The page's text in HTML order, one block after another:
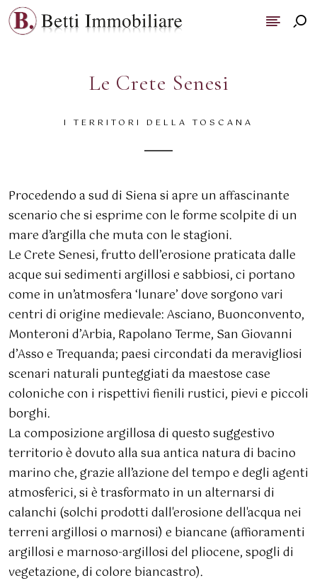
Le Crete Senesi
I TERRITORI DELLA TOSCANA
Procedendo a sud di Siena si apre un affascinante
scenario che si esprime con le forme scolpite di un
mare d’argilla che muta con le stagioni.
Le Crete Senesi, frutto dell’erosione praticata dalle
acque sui sedimenti argillosi e sabbiosi, ci portano
come in un’atmosfera ‘lunare’ dove sorgono vari
centri di origine medievale: Asciano, Buonconvento,
Monteroni d’Arbia, Rapolano Terme, San Giovanni
d’Asso e Trequanda; paesi circondati da meravigliosi
scenari naturali punteggiati da maestose case
coloniche con i rispettivi fienili rustici, pievi e piccoli
borghi.
La composizione argillosa di questo suggestivo
territorio è dovuto alla sua antica natura di bacino
marino che, grazie all’azione del tempo e degli agenti
atmosferici, si è trasformato in un alternarsi di
calanchi (solchi prodotti dall'erosione dell'acqua nei
terreni argillosi o marnosi) e biancane (affioramenti
argillosi e marnoso-argillosi del pliocene, spogli di
vegetazione, di colore biancastro).